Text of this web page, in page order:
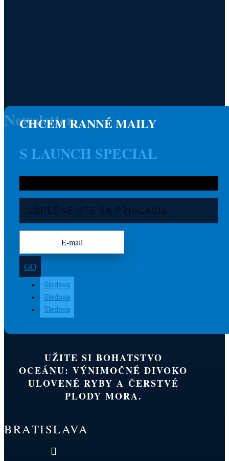
CHCEM RANNÉ MAILY
S LAUNCH SPECIAL
Newsletter
ÚSPEŠNE STE SA PRIHLÁSILI
GO
Sledova
Sledova
Sledova
UŽITE SI BOHATSTVO
OCEÁNU: VÝNIMOČNÉ DIVOKO
ULOVENÉ RYBY A ČERSTVÉ
PLODY MORA.
BRATISLAVA
